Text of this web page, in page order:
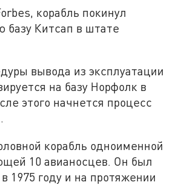
корабль покинул
базу Китсап в штате
вывода из эксплуатации
на базу Норфолк в
этого начнется процесс
корабль одноименной
10 авианосцев. Он был
1975 году и на протяжении